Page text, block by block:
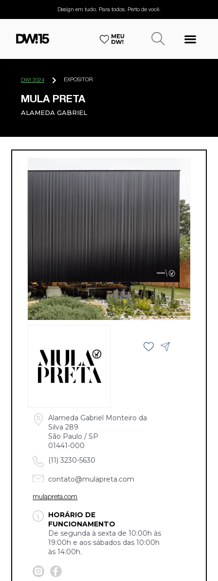
Design em tudo. Para todos. Perto de você.
DW! 2024 EXPOSITOR
MULA PRETA
ALAMEDA GABRIEL
Alameda Gabriel Monteiro da
Silva 289
São Paulo / SP
01441-000
(11) 3230-5630
contato@mulapreta.com
mulapreta.com
HORÁRIO DE
FUNCIONAMENTO
De segunda à sexta de 10:00h às
19:00h e aos sábados das 10:00h
às 14:00h.